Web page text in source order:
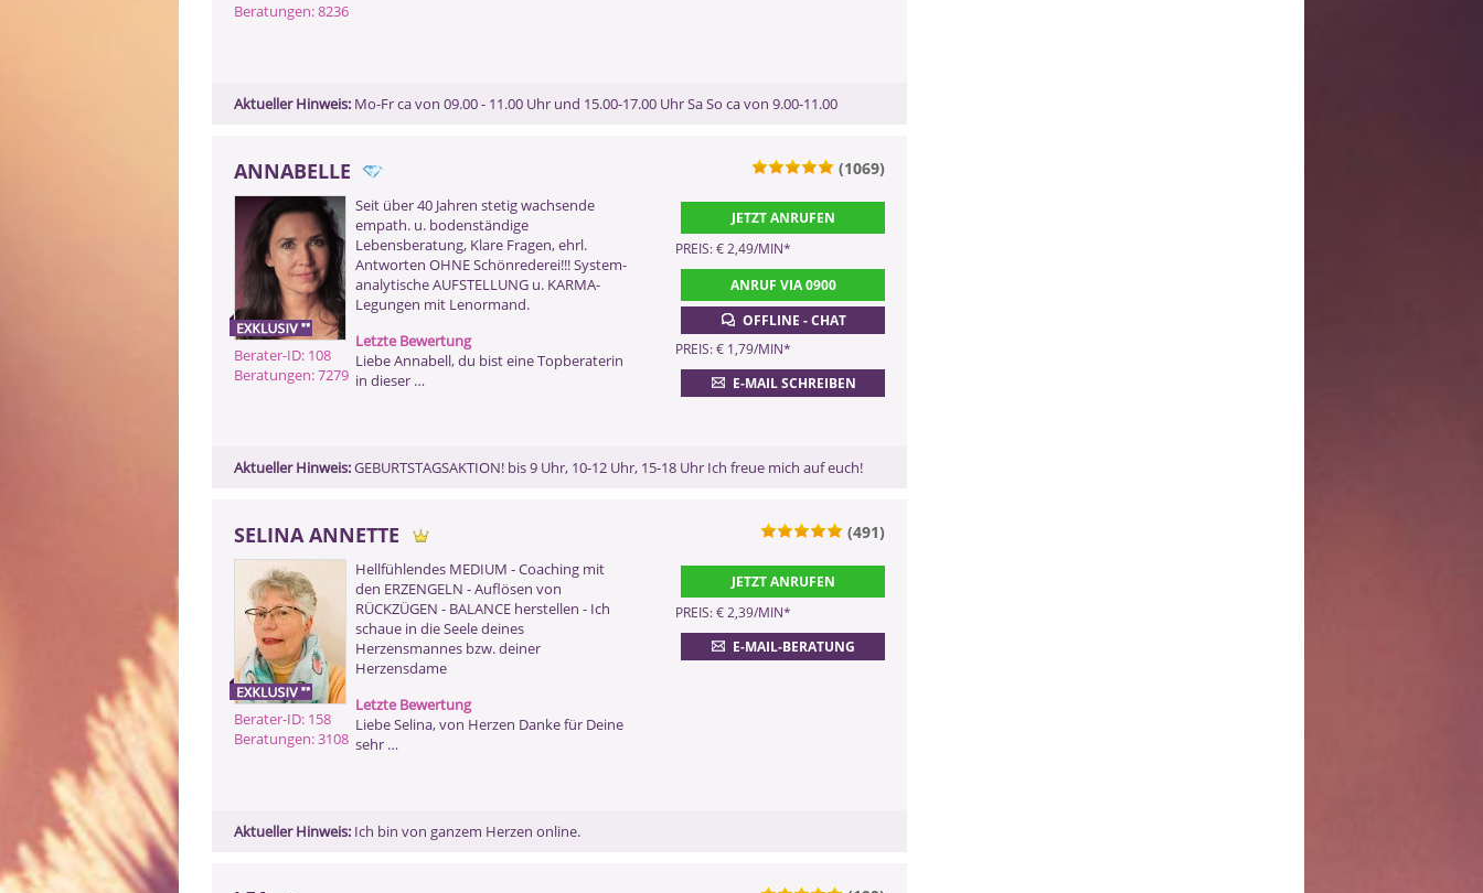
Beratungen: 8236
Aktueller Hinweis: Mo-Fr ca von 09.00 - 11.00 Uhr und 15.00-17.00 Uhr Sa So ca von 9.00-11.00
ANNABELLE (1069)
Berater-ID: 108
Beratungen: 7279
JETZT ANRUFEN
PREIS: € 2,49/MIN*
ANRUF VIA 0900
OFFLINE - CHAT
PREIS: € 1,79/MIN*
E-MAIL SCHREIBEN
0900 899 44 55 - 108
(2,99 €/Min)
0900 52 82 58 - 108
(2,17 €/Min ggf. abweichend aus dem
0901 52 82 58
(Dieser Anruf kostet Sie 2,50
CHF pro Minute)
ZURÜCK
Seit über 40 Jahren stetig wachsende
empath. u. bodenständige
Lebensberatung, Klare Fragen, ehrl.
Antworten OHNE Schönrederei!!! System-
analytische AUFSTELLUNG u. KARMA-
Legungen mit Lenormand.
Letzte Bewertung
Liebe Annabell, du bist eine Topberaterin
in dieser …
Aktueller Hinweis:GEBURTSTAGSAKTION! bis 9 Uhr, 10-12 Uhr, 15-18 Uhr Ich freue mich auf euch!
SELINA ANNETTE (491)
Berater-ID: 158
Beratungen: 3108
JETZT ANRUFEN
PREIS: € 2,39/MIN*
E-MAIL-BERATUNG
0900 899 44 55 - 158
(2,99 €/Min)
0900 52 82 58 - 158
(2,17 €/Min ggf. abweichend aus dem
Mobilfunk)
Hellfühlendes MEDIUM - Coaching mit
den ERZENGELN - Auflösen von
RÜCKZÜGEN - BALANCE herstellen - Ich
schaue in die Seele deines
Herzensmannes bzw. deiner
Herzensdame
Letzte Bewertung
Liebe Selina, von Herzen Danke für Deine
sehr …
Aktueller Hinweis: Ich bin von ganzem Herzen online.